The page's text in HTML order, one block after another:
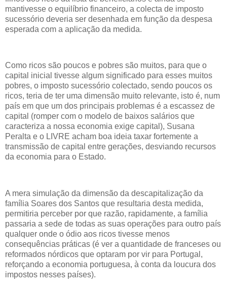
mantivesse o equilíbrio financeiro, a colecta de imposto
sucessório deveria ser desenhada em função da despesa
esperada com a aplicação da medida.
Como ricos são poucos e pobres são muitos, para que o
capital inicial tivesse algum significado para esses muitos
pobres, o imposto sucessório colectado, sendo poucos os
ricos, teria de ter uma dimensão muito relevante, isto é, num
país em que um dos principais problemas é a escassez de
capital (romper com o modelo de baixos salários que
caracteriza a nossa economia exige capital), Susana
Peralta e o LIVRE acham boa ideia taxar fortemente a
transmissão de capital entre gerações, desviando recursos
da economia para o Estado.
A mera simulação da dimensão da descapitalização da
família Soares dos Santos que resultaria desta medida,
permitiria perceber por que razão, rapidamente, a família
passaria a sede de todas as suas operações para outro país
qualquer onde o ódio aos ricos tivesse menos
consequências práticas (é ver a quantidade de franceses ou
reformados nórdicos que optaram por vir para Portugal,
reforçando a economia portuguesa, à conta da loucura dos
impostos nesses países).